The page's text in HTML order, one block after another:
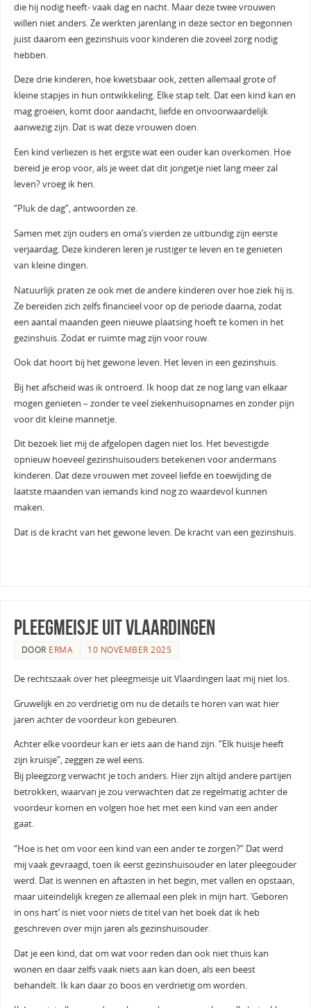
die hij nodig heeft- vaak dag en nacht. Maar deze twee vrouwen
willen niet anders. Ze werkten jarenlang in deze sector en begonnen
juist daarom een gezinshuis voor kinderen die zoveel zorg nodig
hebben.
Deze drie kinderen, hoe kwetsbaar ook, zetten allemaal grote of
kleine stapjes in hun ontwikkeling. Elke stap telt. Dat een kind kan en
mag groeien, komt door aandacht, liefde en onvoorwaardelijk
aanwezig zijn. Dat is wat deze vrouwen doen.
Een kind verliezen is het ergste wat een ouder kan overkomen. Hoe
bereid je erop voor, als je weet dat dit jongetje niet lang meer zal
leven? vroeg ik hen.
“Pluk de dag”, antwoorden ze.
Samen met zijn ouders en oma’s vierden ze uitbundig zijn eerste
verjaardag. Deze kinderen leren je rustiger te leven en te genieten
van kleine dingen.
Natuurlijk praten ze ook met de andere kinderen over hoe ziek hij is.
Ze bereiden zich zelfs financieel voor op de periode daarna, zodat
een aantal maanden geen nieuwe plaatsing hoeft te komen in het
gezinshuis. Zodat er ruimte mag zijn voor rouw.
Ook dat hoort bij het gewone leven. Het leven in een gezinshuis.
Bij het afscheid was ik ontroerd. Ik hoop dat ze nog lang van elkaar
mogen genieten – zonder te veel ziekenhuisopnames en zonder pijn
voor dit kleine mannetje.
Dit bezoek liet mij de afgelopen dagen niet los. Het bevestigde
opnieuw hoeveel gezinshuisouders betekenen voor andermans
kinderen. Dat deze vrouwen met zoveel liefde en toewijding de
laatste maanden van iemands kind nog zo waardevol kunnen
maken.
Dat is de kracht van het gewone leven. De kracht van een gezinshuis.
Pleegmeisje uit Vlaardingen
DOOR ERMA 10 NOVEMBER 2025
De rechtszaak over het pleegmeisje uit Vlaardingen laat mij niet los.
Gruwelijk en zo verdrietig om nu de details te horen van wat hier
jaren achter de voordeur kon gebeuren.
Achter elke voordeur kan er iets aan de hand zijn. “Elk huisje heeft
zijn kruisje”, zeggen ze wel eens.
Bij pleegzorg verwacht je toch anders. Hier zijn altijd andere partijen
betrokken, waarvan je zou verwachten dat ze regelmatig achter de
voordeur komen en volgen hoe het met een kind van een ander
gaat.
“Hoe is het om voor een kind van een ander te zorgen?” Dat werd
mij vaak gevraagd, toen ik eerst gezinshuisouder en later pleegouder
werd. Dat is wennen en aftasten in het begin, met vallen en opstaan,
maar uiteindelijk kregen ze allemaal een plek in mijn hart. ‘Geboren
in ons hart’ is niet voor niets de titel van het boek dat ik heb
geschreven over mijn jaren als gezinshuisouder.
Dat je een kind, dat om wat voor reden dan ook niet thuis kan
wonen en daar zelfs vaak niets aan kan doen, als een beest
behandelt. Ik kan daar zo boos en verdrietig om worden.